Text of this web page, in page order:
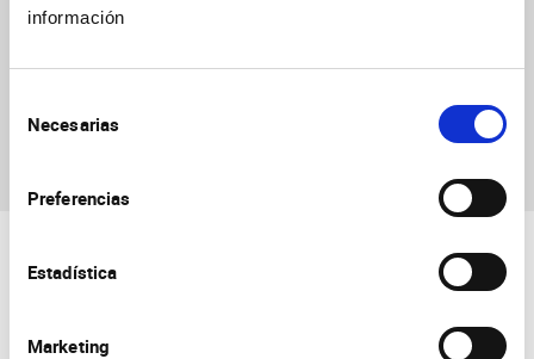
información
Necesarias
Preferencias
Estadística
Marketing
Juan Zaragoza Lillo